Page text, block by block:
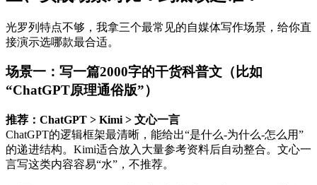
光罗列特点不够，我拿三个最常见的自媒体写作场景，给你直
接演示选哪款最合适。
场景一：写一篇2000字的干货科普文（比如
“ChatGPT原理通俗版”）
推荐：ChatGPT > Kimi > 文心一言
ChatGPT的逻辑框架最清晰，能给出“是什么-为什么-怎么用”
的递进结构。Kimi适合放入大量参考资料后自动整合。文心一
言写这类内容容易“水”，不推荐。